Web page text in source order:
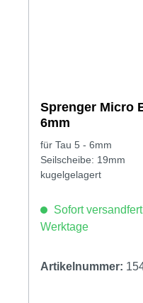
Sprenger Micro
6mm
für Tau 5 - 6mm
Seilscheibe: 19mm
kugelgelagert
Sofort
Werktage
Artikelnummer: